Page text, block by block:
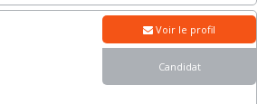
Voir le profil
Candidat